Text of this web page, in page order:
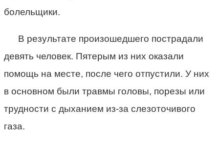
болельщики.
В результате произошедшего пострадали
девять человек. Пятерым из них оказали
помощь на месте, после чего отпустили. У них
в основном были травмы головы, порезы или
трудности с дыханием из-за слезоточивого
газа.